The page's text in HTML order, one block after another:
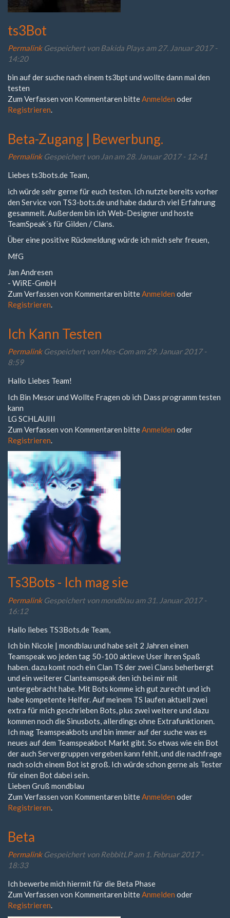
ts3Bot
Permalink Gespeichert vonBakida Plays am 27. Januar 2017 -
14:20
bin auf der suche nach einem ts3bpt und wollte dann mal den
testen
Zum Verfassen von Kommentaren bitteAnmelden oder
Registrieren.
Beta-Zugang | Bewerbung.
Permalink Gespeichert von Janam 28. Januar 2017 - 12:41
Liebes ts3bots.de Team,
ich würde sehr gerne für euch testen. Ich nutzte bereits vorher
den Service von TS3-bots.de und habe dadurch viel Erfahrung
gesammelt. Außerdem bin ich Web-Designer und hoste
TeamSpeak´s für Gilden / Clans.
Über eine positive Rückmeldung würde ich mich sehr freuen,
MfG
Jan Andresen
- WiRE-GmbH
Zum Verfassen von Kommentaren bitteAnmelden oder
Registrieren.
Ich Kann Testen
Permalink Gespeichert vonMes-Comam 29. Januar 2017 -
8:59
Hallo Liebes Team!
Ich Bin Mesor und Wollte Fragen ob ich Dass programm testen
kann
LG SCHLAUIII
Zum Verfassen von Kommentaren bitte Anmelden oder
Registrieren
Ts3Bots - Ich mag sie
Permalink Gespeichert von mondblauam 31. Januar 2017 -
16:12
Hallo liebes TS3Bots.de Team,
Ich bin Nicole | mondblau und habe seit 2 Jahren einen
Teamspeak wo jeden tag 50-100 aktieve User ihren Spaß
haben. dazu komt noch ein Clan TS der zwei Clans beherbergt
und ein weiterer Clanteamspeak den ich bei mir mit
untergebracht habe. Mit Bots komme ich gut zurecht und ich
habe kompetente Helfer. Auf meinem TS laufen aktuell zwei
extra für mich geschrieben Bots, plus zwei weitere und dazu
kommen noch die Sinusbots, allerdings ohne Extrafunktionen.
Ich mag Teamspeakbots und bin immer auf der suche was es
neues auf dem Teamspeakbot Markt gibt. So etwas wie ein Bot
der auch Servergruppen vergeben kann fehlt, und die nachfrage
nach solch einem Bot ist groß. Ich würde schon gerne als Tester
für einen Bot dabei sein.
Lieben Gruß mondblau
Zum Verfassen von Kommentaren bitteAnmelden oder
Registrieren.
Beta
Permalink Gespeichert von RebbitLPam 1. Februar 2017 -
18:33
Ich bewerbe mich hiermit für die Beta Phase
Zum Verfassen von Kommentaren bitteAnmelden oder
Registrieren.